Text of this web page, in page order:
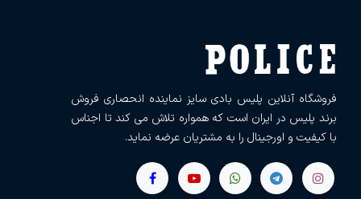
فروشگاه آنلاین پلیس بادی سایز نماینده انحصاری فروش
برند پلیس در ایران است که همواره تلاش می کند تا اجناس
با کیفیت و اورجینال را به مشتریان عرضه نماید.